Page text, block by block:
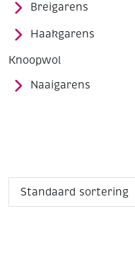
Breigarens
Haakgarens
Knoopwol
Naaigarens